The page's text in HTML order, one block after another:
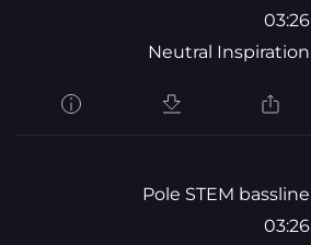
03:26
Neutral Inspiration
Pole STEM bassline
03:26